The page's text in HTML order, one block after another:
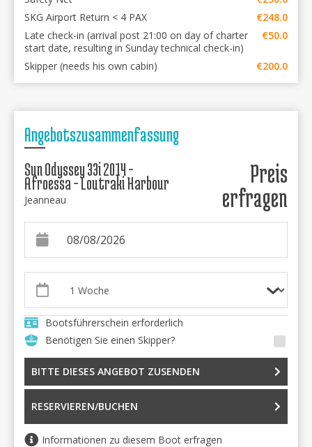
SKG Airport Return < 4 PAX
€248.0
Late check-in (arrival post 21:00 on day of charter
start date, resulting in Sunday technical check-in)
€50.0
Skipper (needs his own cabin) €200.0
Angebotszusammenfassung
Sun Odyssey 33i 2014 -
Afroessa - Loutraki Harbour
Jeanneau
Preis
erfragen
Bootsführerschein erforderlich
Benötigen Sie einen Skipper?
BITTE DIESES ANGEBOT ZUSENDEN
RESERVIEREN/BUCHEN
Informationen zu diesem Boot erfragen